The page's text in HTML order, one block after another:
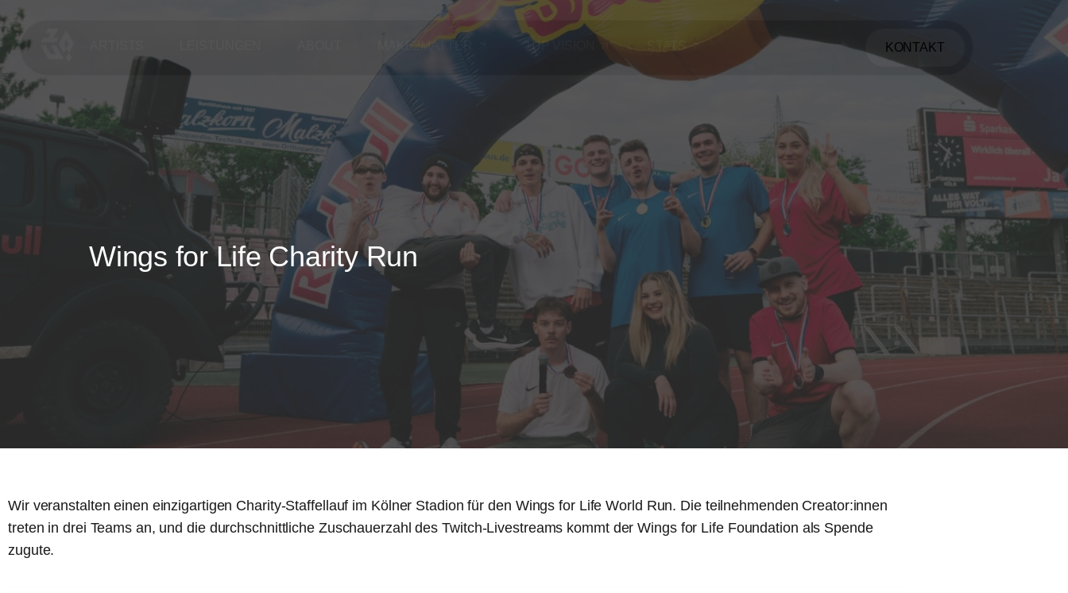
MAKE2MATTER 1UP VISION STATS KONTAKT
Wings for Life Charity Run
Wir veranstalten einen einzigartigen Charity-Staffellauf im Kölner Stadion für den Wings for Life World Run. Die teilnehmenden Creator:innen
treten in drei Teams an, und die durchschnittliche Zuschauerzahl des Twitch-Livestreams kommt der Wings for Life Foundation als Spende
zugute.